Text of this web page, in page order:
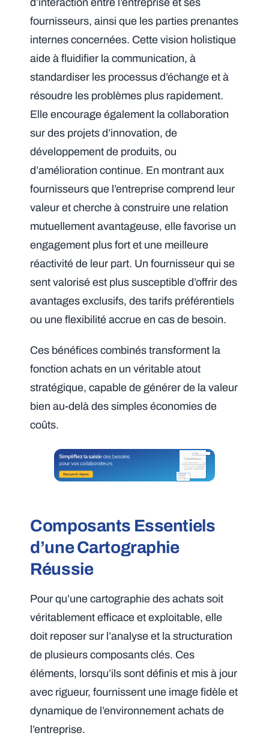
d’interaction entre l’entreprise et ses
fournisseurs, ainsi que les parties prenantes
internes concernées. Cette vision holistique
aide à fluidifier la communication, à
standardiser les processus d’échange et à
résoudre les problèmes plus rapidement.
Elle encourage également la collaboration
sur des projets d’innovation, de
développement de produits, ou
d’amélioration continue. En montrant aux
fournisseurs que l’entreprise comprend leur
valeur et cherche à construire une relation
mutuellement avantageuse, elle favorise un
engagement plus fort et une meilleure
réactivité de leur part. Un fournisseur qui se
sent valorisé est plus susceptible d’offrir des
avantages exclusifs, des tarifs préférentiels
ou une flexibilité accrue en cas de besoin.
Ces bénéfices combinés transforment la
fonction achats en un véritable atout
stratégique, capable de générer de la valeur
bien au-delà des simples économies de
coûts.
Composants Essentiels
d’une Cartographie
Réussie
Pour qu’une cartographie des achats soit
véritablement efficace et exploitable, elle
doit reposer sur l’analyse et la structuration
de plusieurs composants clés. Ces
éléments, lorsqu’ils sont définis et mis à jour
avec rigueur, fournissent une image fidèle et
dynamique de l’environnement achats de
l’entreprise.